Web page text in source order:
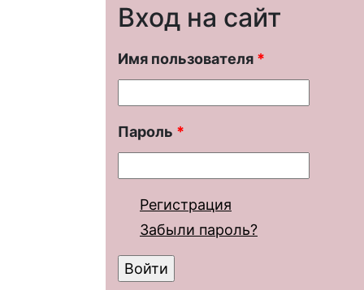
Вход на сайт
Имя пользователя *
Пароль *
Регистрация
Забыли пароль?